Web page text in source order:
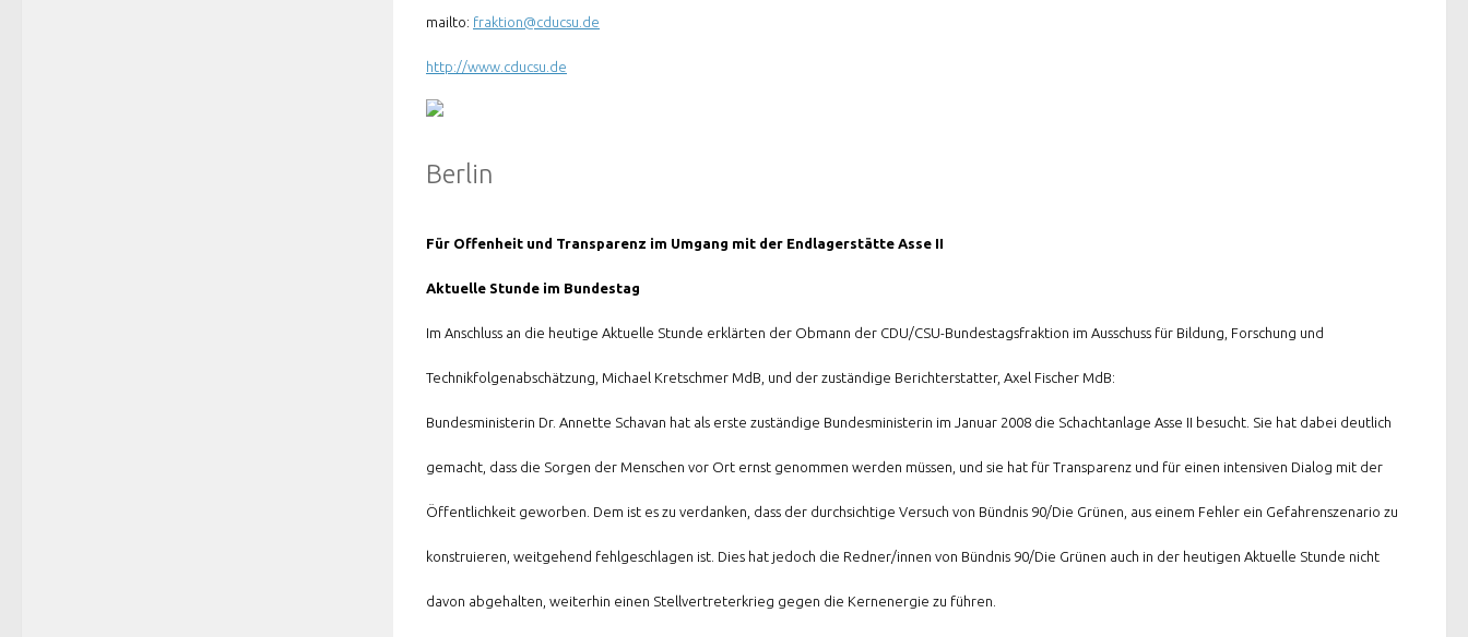
mailto: fraktion@cducsu.de
http://www.cducsu.de
Berlin
Für Offenheit und Transparenz im Umgang mit der Endlagerstätte Asse II
Aktuelle Stunde im Bundestag
Im Anschluss an die heutige Aktuelle Stunde erklärten der Obmann der CDU/CSU-Bundestagsfraktion im Ausschuss für Bildung, Forschung und
Technikfolgenabschätzung, Michael Kretschmer MdB, und der zuständige Berichterstatter, Axel Fischer MdB:
Bundesministerin Dr. Annette Schavan hat als erste zuständige Bundesministerin im Januar 2008 die Schachtanlage Asse II besucht. Sie hat dabei deutlich
gemacht, dass die Sorgen der Menschen vor Ort ernst genommen werden müssen, und sie hat für Transparenz und für einen intensiven Dialog mit der
Öffentlichkeit geworben. Dem ist es zu verdanken, dass der durchsichtige Versuch von Bündnis 90/Die Grünen, aus einem Fehler ein Gefahrenszenario zu
konstruieren, weitgehend fehlgeschlagen ist. Dies hat jedoch die Redner/innen von Bündnis 90/Die Grünen auch in der heutigen Aktuelle Stunde nicht
davon abgehalten, weiterhin einen Stellvertreterkrieg gegen die Kernenergie zu führen.